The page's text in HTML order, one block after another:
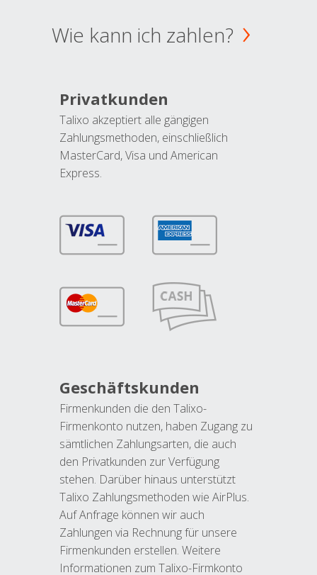
Wie kann ich zahlen?
Privatkunden
Talixo akzeptiert alle gängigen
Zahlungsmethoden, einschließlich
MasterCard, Visa und American
Express.
Geschäftskunden
Firmenkunden die den Talixo-
Firmenkonto nutzen, haben Zugang zu
sämtlichen Zahlungsarten, die auch
den Privatkunden zur Verfügung
stehen. Darüber hinaus unterstützt
Talixo Zahlungsmethoden wie AirPlus.
Auf Anfrage können wir auch
Zahlungen via Rechnung für unsere
Firmenkunden erstellen. Weitere
Informationen zum Talixo-Firmkonto